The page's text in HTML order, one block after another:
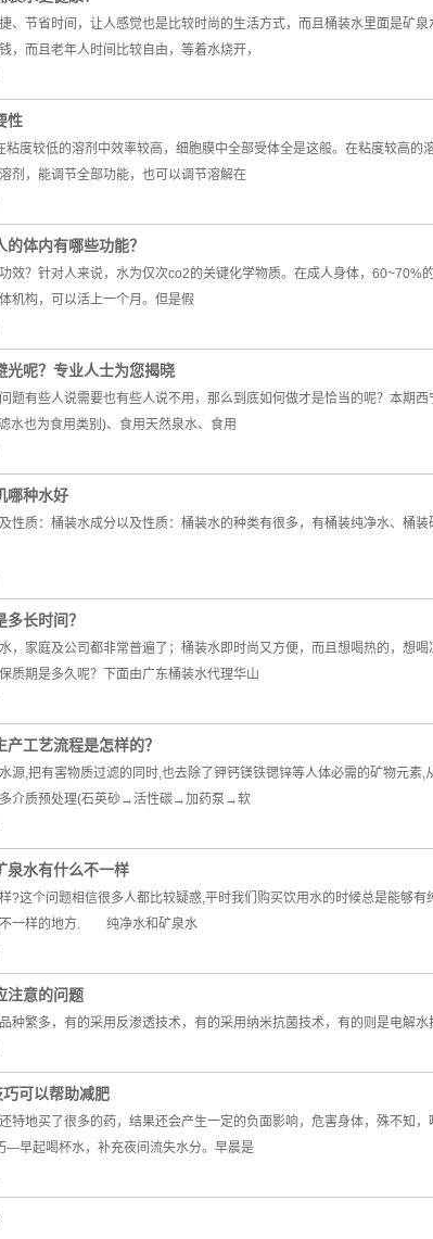
、节省时间，让人感觉也是比较时尚的生活方式，而且桶装水里面是矿
，而且老年人时间比较自由，等着水烧开，
性
度较低的溶剂中效率较高，细胞膜中全部受体全是这般。在粘度较高
剂，能调节全部功能，也可以调节溶解在
体内有哪些功能？
效？针对人来说，水为仅次co2的关键化学物质。在成人身体，60~70%
机构，可以活上一个月。但是假
光呢？专业人士为您揭晓
题有些人说需要也有些人说不用，那么到底如何做才是恰当的呢？本期
水也为食用类别)、食用天然泉水、食用
哪种水好
性质：桶装水成分以及性质：桶装水的种类有很多，有桶装纯净水、桶
长时间？
，家庭及公司都非常普遍了；桶装水即时尚又方便，而且想喝热的，想
质期是多久呢？下面由广东桶装水代理华山
工艺流程是怎样的？
源,把有害物质过滤的同时,也去除了钾钙镁铁锶锌等人体必需的矿物元
质预处理(石英砂→活性碳→加药泵→软
泉水有什么不一样
?这个问题相信很多人都比较疑惑,平时我们购买饮用水的时候总是能够
不一样的地方. 纯净水和矿泉水
注意的问题
种繁多，有的采用反渗透技术，有的采用纳米抗菌技术，有的则是电解
可以帮助减肥
特地买了很多的药，结果还会产生一定的负面影响，危害身体，殊不知
—早起喝杯水，补充夜间流失水分。早晨是